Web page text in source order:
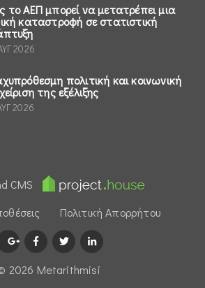
το ΑΕΠ μπορεί να μετατρέπει μια
καταστροφή σε στατιστική
2026
πολιτική και κοινωνική
της εξέλιξης
2026
CMS
Πολιτική Απορρήτου
2026 Μetarithmisi